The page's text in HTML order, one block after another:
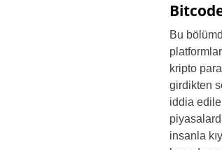
Bu
kripto
girdikten
iddia
insanla